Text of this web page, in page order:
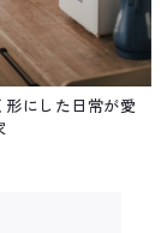
形にした日常が愛